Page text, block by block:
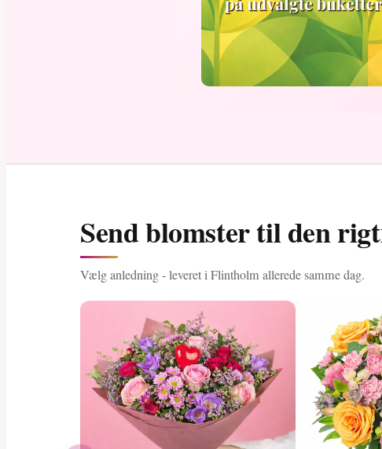
Send blomster til den
Vælg anledning - leveret i Flintholm allerede samme dag.